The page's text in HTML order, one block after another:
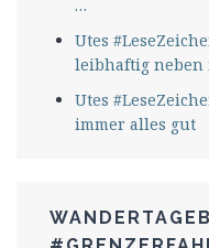
…
Utes
leibhaftig neben
Utes
immer alles gut